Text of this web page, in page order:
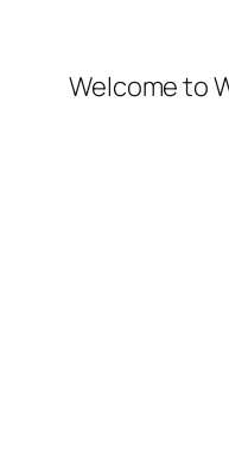
Welcome to